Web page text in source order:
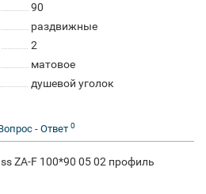
90
раздвижные
2
матовое
душевой уголок
- Ответ 0
ZA-F 100*90 05 02 профиль